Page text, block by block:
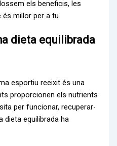
els beneficis, les
millor per a tu.
dieta equilibrada
esportiu reeixit és una
proporcionen els nutrients
per funcionar, recuperar-
dieta equilibrada ha